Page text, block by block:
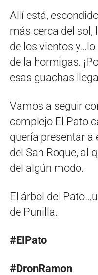
Allí está,
más cerca del sol,
de los vientos
de la hormigas.
esas guachas
Vamos a seguir
complejo El Pato
quería presentar a
del San Roque, al
del algún modo.
El árbol del
de Punilla.
#ElPato
#DronRamon